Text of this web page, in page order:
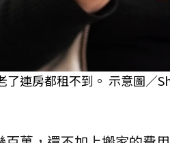
了連房都租不到。 示意圖／